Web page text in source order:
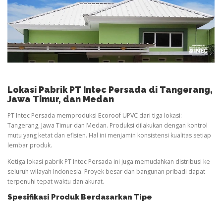
Lokasi Pabrik PT Intec Persada di Tangerang,
Jawa Timur, dan Medan
PT Intec Persada memproduksi Ecoroof UPVC dari tiga lokasi:
Tangerang, Jawa Timur dan Medan. Produksi dilakukan dengan kontrol
mutu yang ketat dan efisien. Hal ini menjamin konsistensi kualitas setiap
lembar produk.
Ketiga lokasi pabrik PT Intec Persada ini juga memudahkan distribusi ke
seluruh wilayah Indonesia. Proyek besar dan bangunan pribadi dapat
terpenuhi tepat waktu dan akurat.
Spesifikasi Produk Berdasarkan Tipe